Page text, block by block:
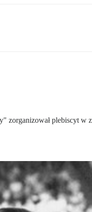
zorganizował plebiscyt w